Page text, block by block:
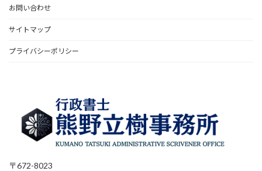
お問い合わせ
サイトマップ
プライバシーポリシー
〒672-8023